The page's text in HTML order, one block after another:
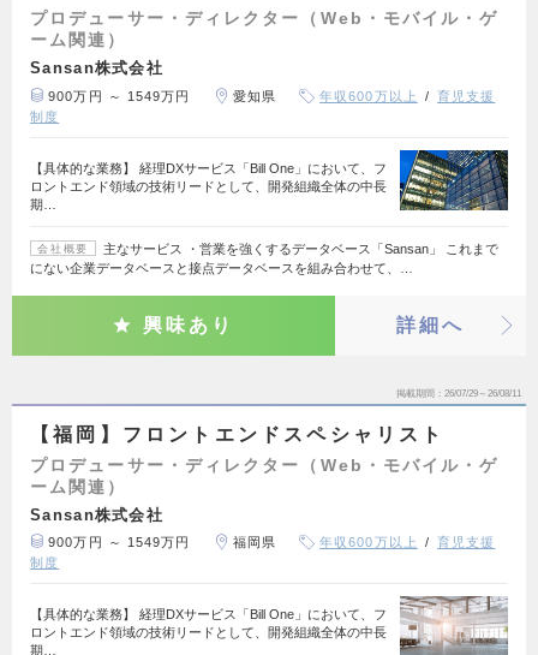
プロデューサー・ディレクター（Web・モバイル・ゲ
ーム関連）
Sansan株式会社
900万円 ～ 1549万円 愛知県 年収600万以上
育児支援
制度
【具体的な業務】 経理DXサービス「Bill One」において、フ
ロントエンド領域の技術リードとして、開発組織全体の中長
期…
会社概要
主なサービス ・営業を強くするデータベース「Sansan」 これまで
にない企業データベースと接点データベースを組み合わせて、…
興味あり 詳細へ
掲載期間 26/07/29～26/08/11
【福岡】フロントエンドスペシャリスト
プロデューサー・ディレクター（Web・モバイル・ゲ
ーム関連）
Sansan株式会社
900万円 ～ 1549万円 福岡県 年収600万以上
育児支援
制度
【具体的な業務】 経理DXサービス「Bill One」において、フ
ロントエンド領域の技術リードとして、開発組織全体の中長
期…